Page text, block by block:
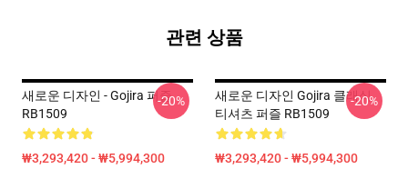
관련 상품
새로운 디자인 - Gojira 퍼즐
RB1509
₩3,293,420 - ₩5,994,300
-20%
새로운 디자인 Gojira 클래식
티셔츠 퍼즐 RB1509
₩3,293,420 - ₩5,994,300
-20%